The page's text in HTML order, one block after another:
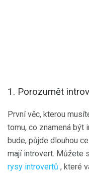
1. Porozumět
První věc, kterou
tomu, co znamená být
bude, půjde dlouhou
mají introvert. Můžete
rysy introvertů , které